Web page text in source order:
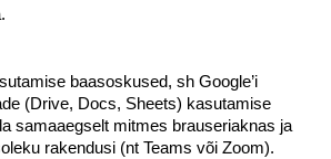
baasoskused, sh Google’i
(Drive, Docs, Sheets) kasutamise
samaaegselt mitmes brauseriaknas ja
rakendusi (nt Teams või Zoom).